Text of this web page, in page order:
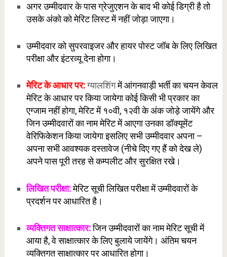
अगर उम्मीदवार के पास ग्रेजुएशन के बाद भी कोई डिग्री है तो
उसके अंको को मेरिट लिस्ट में नहीं जोड़ा जाएगा।
उम्मीदवार को सुपरवाइजर और हायर पोस्ट जॉब के लिए लिखित
परीक्षा और इंटरव्यू देना होगा।
मेरिट के आधार पर:ग्यालशिंगमें आंगनवाड़ी भर्ती का चयन केवल
मेरिट के आधार पर किया जायेगा कोई किसी भी प्रकार का
एग्जाम नहीं होगा, मेरिट में १०वी, १२वी के अंक जोड़े जायेंगे और
जिन उम्मीदवारों का नाम मेरिट में आएगा उनका डॉक्यूमेंट
वेरिफिकेशन किया जायेगा इसलिए सभी उम्मीदवार अपना –
अपना सभी आवश्यक दस्तावेज (नीचे दिए गए हैं को देख ले)
अपने पास पूरी तरह से कम्पलीट और सुरक्षित रखे।
लिखित परीक्षा:मेरिट सूची लिखित परीक्षा में उम्मीदवारों के
प्रदर्शन पर आधारित है।
व्यक्तिगत साक्षात्कार:जिन उम्मीदवारों का नाम मेरिट सूची में
आया है, वे साक्षात्कार के लिए बुलाये जायेंगे। अंतिम चयन
व्यक्तिगत साक्षात्कार पर आधारित होगा।